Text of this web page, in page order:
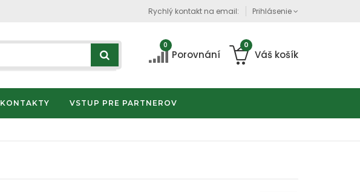
Rychlý kontakt na email: Prihlásenie
0
Porovnání
0
Váš košík
KONTAKTY VSTUP PRE PARTNEROV